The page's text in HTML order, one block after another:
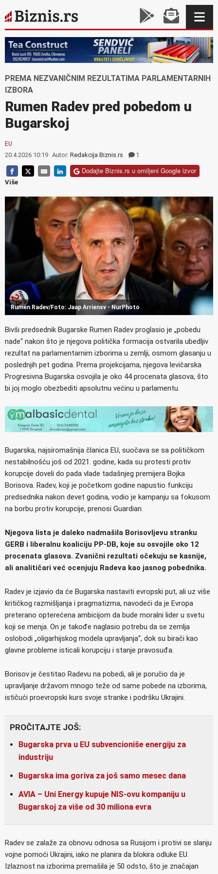
PREMA NEZVANIČNIM REZULTATIMA PARLAMENTARNIH
IZBORA
Rumen Radev pred pobedom u
Bugarskoj
EU
20.4.2026 10:19 Autor: Redakcija Biznis.rs 1
Dodajte Biznis.rs u omiljeni Google izvor
Više
Rumen Radev/Foto: Jaap Arriensv - NurPhoto
Bivši predsednik Bugarske Rumen Radev proglasio je „pobedu
nade“ nakon što je njegova politička formacija ostvarila ubedljiv
rezultat na parlamentarnim izborima u zemlji, osmom glasanju u
poslednjih pet godina. Prema projekcijama, njegova levičarska
Progresivna Bugarska osvojila je oko 44 procenata glasova, što
bi joj moglo obezbediti apsolutnu većinu u parlamentu.
Bugarska, najsiromašnija članica EU, suočava se sa političkom
nestabilnošću još od 2021. godine, kada su protesti protiv
korupcije doveli do pada vlade tadašnjeg premijera Bojka
Borisova. Radev, koji je početkom godine napustio funkciju
predsednika nakon devet godina, vodio je kampanju sa fokusom
na borbu protiv korupcije, prenosi Guardian.
Njegova lista je daleko nadmašila Borisovljevu stranku
GERB i liberalnu koaliciju PP-DB, koje su osvojile oko 12
procenata glasova. Zvanični rezultati očekuju se kasnije,
ali analitičari već ocenjuju Radeva kao jasnog pobednika.
Radev je izjavio da će Bugarska nastaviti evropski put, ali uz više
kritičkog razmišljanja i pragmatizma, navodeći da je Evropa
preterano opterećena ambicijom da bude moralni lider u svetu
koji se menja. On je takođe naglasio potrebu da se zemlja
oslobodi „oligarhijskog modela upravljanja“, dok su birači kao
glavne probleme isticali korupciju i stanje pravosuđa.
Borisov je čestitao Radevu na pobedi, ali je poručio da je
upravljanje državom mnogo teže od same pobede na izborima,
ističući proevropski kurs svoje stranke i podršku Ukrajini.
PROČITAJTE JOŠ:
Bugarska prva u EU subvencioniše energiju za
industriju
Bugarska ima goriva za još samo mesec dana
AVIA – Uni Energy kupuje NIS-ovu kompaniju u
Bugarskoj za više od 30 miliona evra
Radev se zalaže za obnovu odnosa sa Rusijom i protivi se slanju
vojne pomoći Ukrajini, iako ne planira da blokira odluke EU.
Izlaznost na izborima premašila je 50 odsto, što je značajan